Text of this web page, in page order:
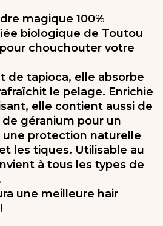
magique 100%
biologique de Toutou
chouchouter votre
de tapioca, elle absorbe
le pelage. Enrichie
elle contient aussi de
de géranium pour un
protection naturelle
les tiques. Utilisable au
à tous les types de
une meilleure hair